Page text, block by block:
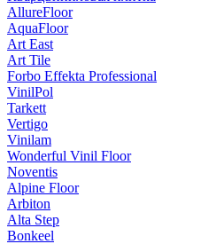
AllureFloor
AquaFloor
Art East
Art Tile
Forbo Effekta Professional
VinilPol
Tarkett
Vertigo
Vinilam
Wonderful Vinil Floor
Noventis
Alpine Floor
Arbiton
Alta Step
Bonkeel